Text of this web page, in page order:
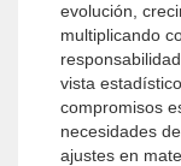
evolución,
multiplicando
vista
compromisos
necesidades
ajustes en